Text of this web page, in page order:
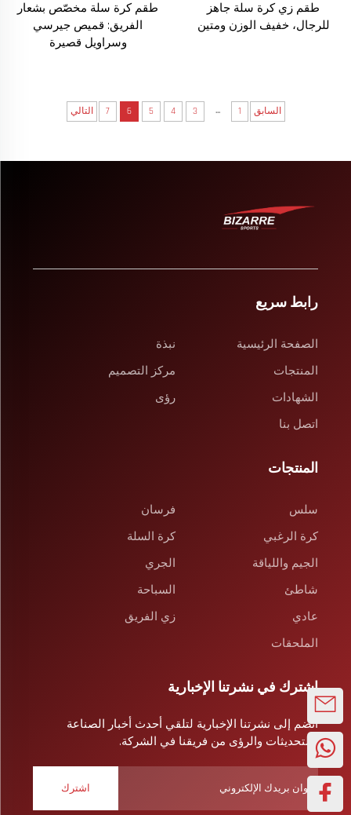
طقم زي كرة سلة جاهز
للرجال، خفيف الوزن ومتين
طقم كرة سلة مخصّص بشعار
الفريق: قميص جيرسي
وسراويل قصيرة
السابق 1
...
3
4
5
6
7 التالي
رابط سريع
الصفحة الرئيسية
نبذة
المنتجات
مركز التصميم
الشهادات
رؤى
اتصل بنا
المنتجات
سلس
فرسان
كرة الرغبي
كرة السلة
الجيم واللياقة
الجري
شاطئ
السباحة
عادي
زي الفريق
الملحقات
اشترك في نشرتنا الإخبارية
انضم إلى نشرتنا الإخبارية لتلقي أحدث أخبار الصناعة
والتحديثات والرؤى من فريقنا في الشركة.
اشترك